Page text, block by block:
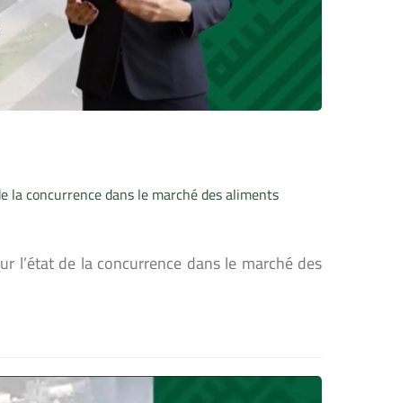
la concurrence dans le marché des aliments
l’état de la concurrence dans le marché des